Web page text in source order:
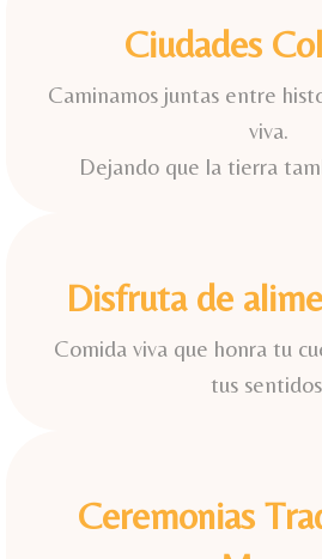
Ciudades
Caminamos juntas entre
viva.
Dejando que la tierra
Disfruta de
Comida viva que honra tu
tus
Ceremonias